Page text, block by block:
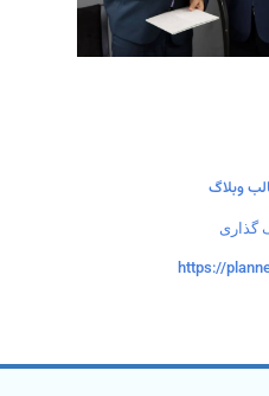
وبلاگ
گذاری
https://